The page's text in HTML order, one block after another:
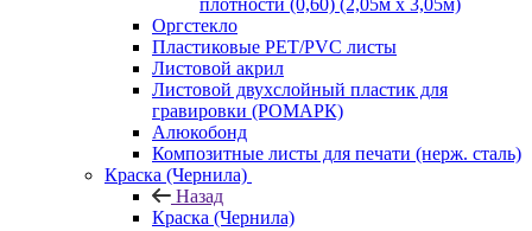
плотности (0,60) (2,05м х 3,05м)
Оргстекло
Пластиковые PET/PVC листы
Листовой акрил
Листовой двухслойный пластик для
гравировки (РОМАРК)
Алюкобонд
Композитные листы для печати (нерж. сталь)
Краска (Чернила)
Назад
Краска (Чернила)